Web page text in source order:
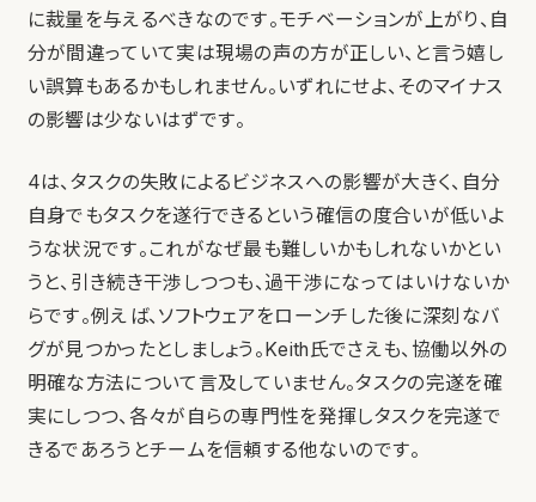
に裁量を与えるべきなのです。モチベーションが上がり、自
分が間違っていて実は現場の声の方が正しい、と言う嬉し
い誤算もあるかもしれません。いずれにせよ、そのマイナス
の影響は少ないはずです。
4は、タスクの失敗によるビジネスへの影響が大きく、自分
自身でもタスクを遂行できるという確信の度合いが低いよ
うな状況です。これがなぜ最も難しいかもしれないかとい
うと、引き続き干渉しつつも、過干渉になってはいけないか
らです。例えば、ソフトウェアをローンチした後に深刻なバ
グが見つかったとしましょう。Keith氏でさえも、協働以外の
明確な方法について言及していません。タスクの完遂を確
実にしつつ、各々が自らの専門性を発揮しタスクを完遂で
きるであろうとチームを信頼する他ないのです。